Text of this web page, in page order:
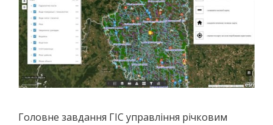
Головне завдання ГІС управління річковим